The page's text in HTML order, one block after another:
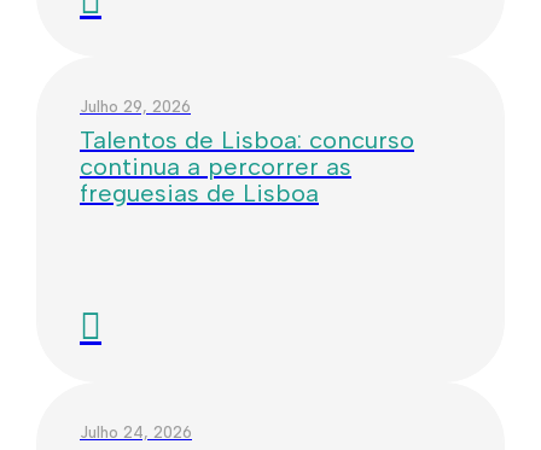
Julho 29, 2026
Talentos de Lisboa: concurso
continua a percorrer as
freguesias de Lisboa
Julho 24, 2026